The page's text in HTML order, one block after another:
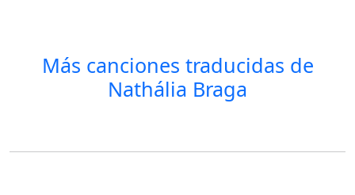
Más canciones traducidas de
Nathália Braga